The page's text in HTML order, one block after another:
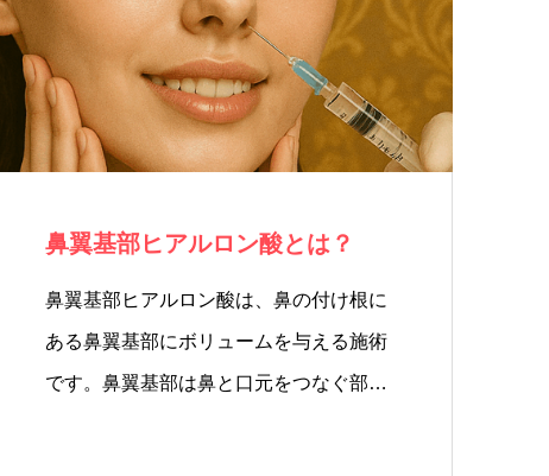
鼻翼基部ヒアルロン酸とは？
鼻翼基部ヒアルロン酸は、鼻の付け根に
ある鼻翼基部にボリュームを与える施術
です。鼻翼基部は鼻と口元をつなぐ部